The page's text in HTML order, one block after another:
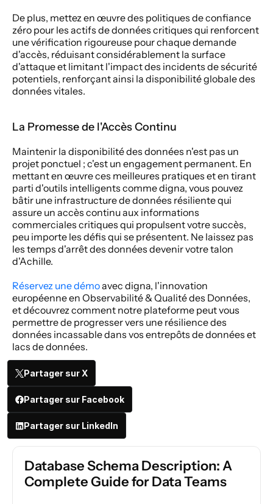
De plus, mettez en œuvre des politiques de confiance
zéro pour les actifs de données critiques qui renforcent
une vérification rigoureuse pour chaque demande
d'accès, réduisant considérablement la surface
d'attaque et limitant l'impact des incidents de sécurité
potentiels, renforçant ainsi la disponibilité globale des
données vitales.
La Promesse de l'Accès Continu
Maintenir la disponibilité des données n'est pas un
projet ponctuel ; c'est un engagement permanent. En
mettant en œuvre ces meilleures pratiques et en tirant
parti d'outils intelligents comme digna, vous pouvez
bâtir une infrastructure de données résiliente qui
assure un accès continu aux informations
commerciales critiques qui propulsent votre succès,
peu importe les défis qui se présentent. Ne laissez pas
les temps d'arrêt des données devenir votre talon
d'Achille.
Réservez une démo avec digna, l'innovation
européenne en Observabilité & Qualité des Données,
et découvrez comment notre plateforme peut vous
permettre de progresser vers une résilience des
données incassable dans vos entrepôts de données et
lacs de données.
Partager sur X
Partager sur Facebook
Partager sur LinkedIn
Database Schema Description: A
Complete Guide for Data Teams